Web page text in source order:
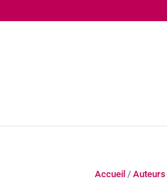
Accueil /Auteurs